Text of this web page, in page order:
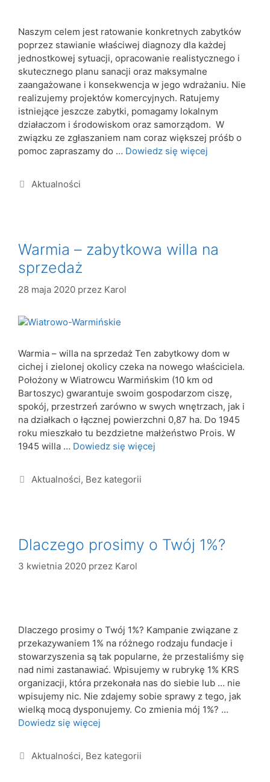
Naszym celem jest ratowanie konkretnych zabytków
poprzez stawianie właściwej diagnozy dla każdej
jednostkowej sytuacji, opracowanie realistycznego i
skutecznego planu sanacji oraz maksymalne
zaangażowane i konsekwencja w jego wdrażaniu. Nie
realizujemy projektów komercyjnych. Ratujemy
istniejące jeszcze zabytki, pomagamy lokalnym
działaczom i środowiskom oraz samorządom. W
związku ze zgłaszaniem nam coraz większej próśb o
pomoc zapraszamy do … Dowiedz się więcej
Aktualności
Warmia – zabytkowa willa na
sprzedaż
28 maja 2020 przez Karol
Warmia – willa na sprzedaż Ten zabytkowy dom w
cichej i zielonej okolicy czeka na nowego właściciela.
Położony w Wiatrowcu Warmińskim (10 km od
Bartoszyc) gwarantuje swoim gospodarzom ciszę,
spokój, przestrzeń zarówno w swych wnętrzach, jak i
na działkach o łącznej powierzchni 0,87 ha. Do 1945
roku mieszkało tu bezdzietne małżeństwo Prois. W
1945 willa … Dowiedz się więcej
Aktualności, Bez kategorii
Dlaczego prosimy o Twój 1%?
3 kwietnia 2020 przez Karol
Dlaczego prosimy o Twój 1%? Kampanie związane z
przekazywaniem 1% na różnego rodzaju fundacje i
stowarzyszenia są tak popularne, że przestaliśmy się
nad nimi zastanawiać. Wpisujemy w rubrykę 1% KRS
organizacji, która przekonała nas do siebie lub … nie
wpisujemy nic. Nie zdajemy sobie sprawy z tego, jak
wielką mocą dysponujemy. Co zmienia mój 1%? …
Dowiedz się więcej
Aktualności, Bez kategorii